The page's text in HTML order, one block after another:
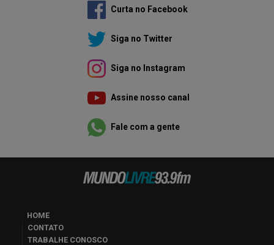
Curta no Facebook
Siga no Twitter
Siga no Instagram
Assine nosso canal
Fale com a gente
HOME
CONTATO
TRABALHE CONOSCO